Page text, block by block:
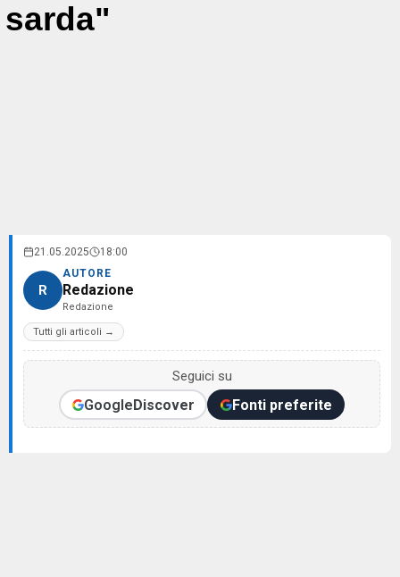
sarda"
21.05.2025 18:00
R
AUTORE
Redazione
Redazione
Tutti gli articoli →
Seguici su
GoogleDiscover Fonti preferite